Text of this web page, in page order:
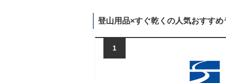
登山用品×すぐ乾くの人気おすすめ
1